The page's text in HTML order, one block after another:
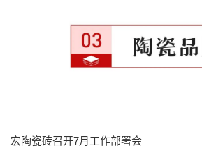
宏陶瓷砖召开7月工作部署会